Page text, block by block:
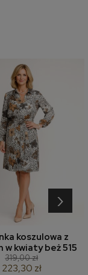
koszulowa z
w kwiaty beż 515
319,00 zł
223,30 zł
›